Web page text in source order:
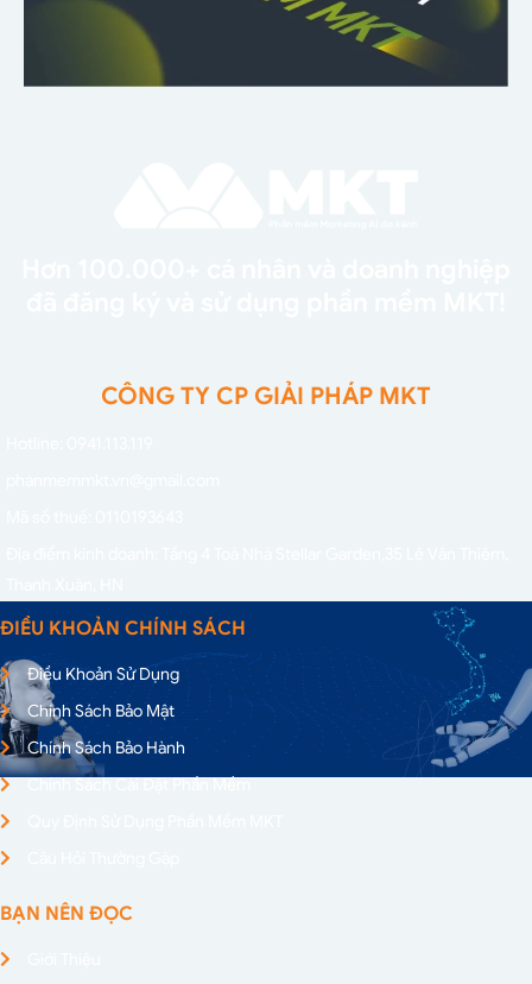
CÔNG TY CP GIẢI PHÁP MKT
ĐIỀU KHOẢN CHÍNH SÁCH
Điều Khoản Sử Dụng
Chính Sách Bảo Mật
Chính Sách Bảo Hành
BẠN NÊN ĐỌC